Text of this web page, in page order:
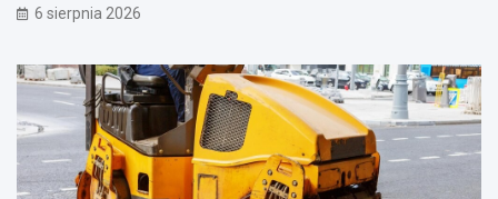
6 sierpnia 2026